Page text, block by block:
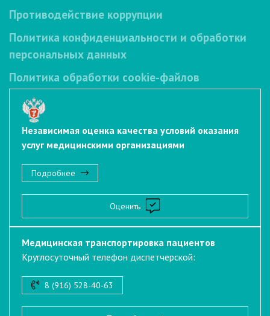
Противодействие коррупции
Политика конфиденциальности и обработки
персональных данных
Политика обработки cookie-файлов
Независимая оценка качества условий оказания
услуг медицинскими организациями
Подробнее
Оценить
Медицинская транспортировка пациентов
Круглосуточный телефон диспетчерской:
8 (916) 528-40-63